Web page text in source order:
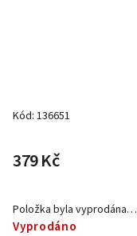
Kód: 136651
379 Kč
Vyprodáno
Položka byla vyprodána…